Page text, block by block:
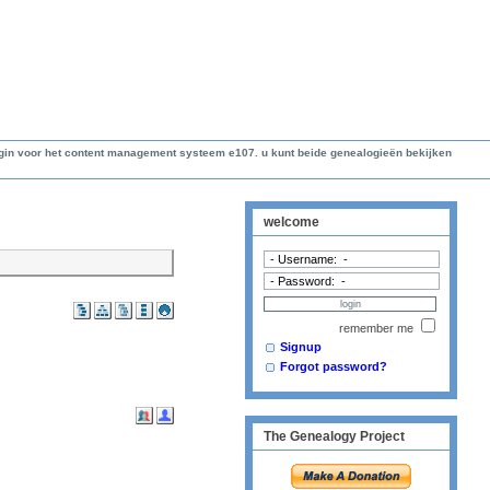
voor het content management systeem e107. u kunt beide genealogieën bekijken
welcome
remember me
Signup
Forgot password?
The Genealogy Project